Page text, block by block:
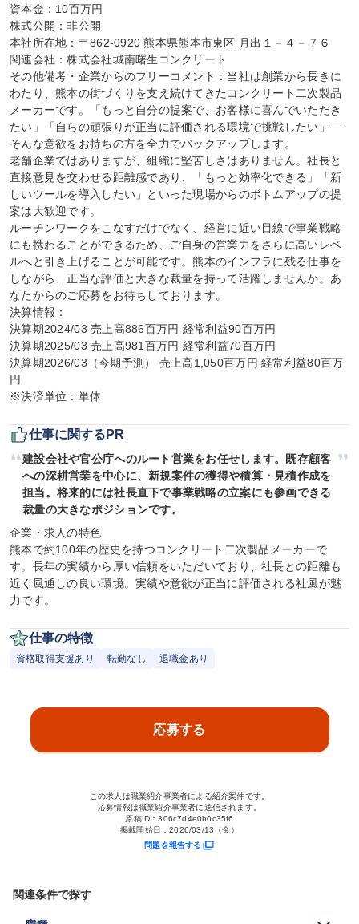
資本金：10百万円
株式公開：非公開
本社所在地：〒862-0920 熊本県熊本市東区 月出１－４－７６
関連会社：株式会社城南曙生コンクリート
その他備考・企業からのフリーコメント：当社は創業から長きに
わたり、熊本の街づくりを支え続けてきたコンクリート二次製品
メーカーです。「もっと自分の提案で、お客様に喜んでいただき
たい」「自らの頑張りが正当に評価される環境で挑戦したい」―
そんな意欲をお持ちの方を全力でバックアップします。
老舗企業ではありますが、組織に堅苦しさはありません。社長と
直接意見を交わせる距離感であり、「もっと効率化できる」「新
しいツールを導入したい」といった現場からのボトムアップの提
案は大歓迎です。
ルーチンワークをこなすだけでなく、経営に近い目線で事業戦略
にも携わることができるため、ご自身の営業力をさらに高いレベ
ルへと引き上げることが可能です。熊本のインフラに残る仕事を
しながら、正当な評価と大きな裁量を持って活躍しませんか。あ
なたからのご応募をお待ちしております。
決算情報：
決算期2024/03 売上高886百万円 経常利益90百万円
決算期2025/03 売上高981百万円 経常利益70百万円
決算期2026/03（今期予測） 売上高1,050百万円 経常利益80百万
円
※決済単位：単体
仕事に関するPR
建設会社や官公庁へのルート営業をお任せします。既存顧客
への深耕営業を中心に、新規案件の獲得や積算・見積作成を
担当。将来的には社長直下で事業戦略の立案にも参画できる
裁量の大きなポジションです。
企業・求人の特色
熊本で約100年の歴史を持つコンクリート二次製品メーカーで
す。長年の実績から厚い信頼をいただいており、社長との距離も
近く風通しの良い環境。実績や意欲が正当に評価される社風が魅
力です。
仕事の特徴
資格取得支援あり 転勤なし 退職金あり
応募する
この求人は職業紹介事業者による紹介案件です。
応募情報は職業紹介事業者に送信されます。
原稿ID：306c7d4e0b0c35f6
掲載開始日：2026/03/13（金）
問題を報告する
関連条件で探す